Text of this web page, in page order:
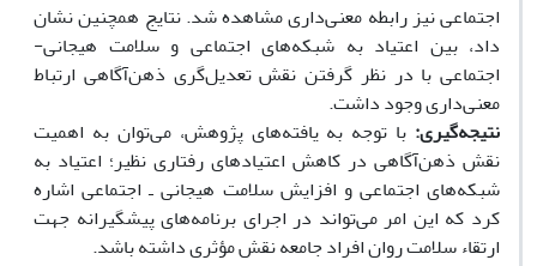
اجتماعی نیز رابطه معنی‌داری مشاهده شد. نتایج همچنین نشان
داد، بین اعتیاد به شبکه‌های اجتماعی و سلامت هیجانی-
اجتماعی با در نظر گرفتن نقش تعدیل‌گری ذهن‌آگاهی ارتباط
معنی‌داری وجود داشت.
نتیجه‌گیری: با توجه به یافته‌های پژوهش، می‌توان به اهمیت
نقش ذهن‌آگاهی در کاهش اعتیادهای رفتاری نظیر؛ اعتیاد به
شبکه‌های اجتماعی و افزایش سلامت هیجانی ـ اجتماعی اشاره
کرد که این امر می‌تواند در اجرای برنامه‌های پیشگیرانه جهت
ارتقاء سلامت روان افراد جامعه نقش مؤثری داشته باشد.